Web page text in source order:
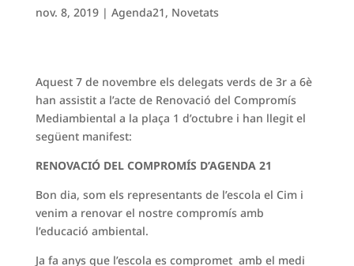
nov. 8, 2019| Agenda21, Novetats
Aquest 7 de novembre els delegats verds de 3r a 6è
han assistit a l’acte de Renovació del Compromís
Mediambiental a la plaça 1 d’octubre i han llegit el
següent manifest:
RENOVACIÓ DEL COMPROMÍS D’AGENDA 21
Bon dia, som els representants de l’escola el Cim i
venim a renovar el nostre compromís amb
l’educació ambiental.
Ja fa anys que l’escola es compromet amb el medi